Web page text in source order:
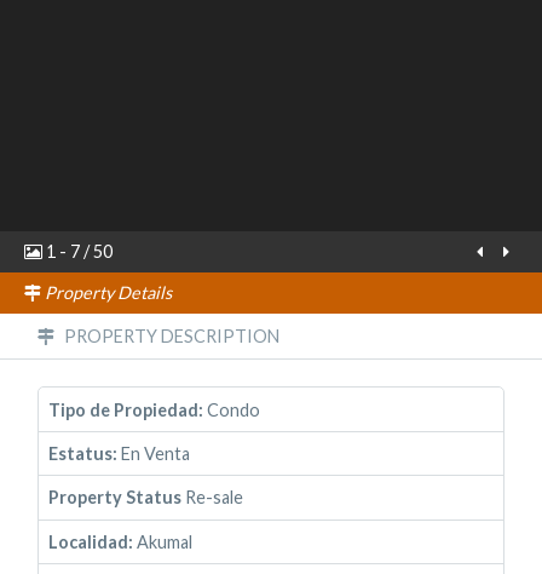
1 - 7/50
Property Details
PROPERTY DESCRIPTION
Tipo de Propiedad: Condo
Estatus: En Venta
Property StatusRe-sale
Localidad: Akumal